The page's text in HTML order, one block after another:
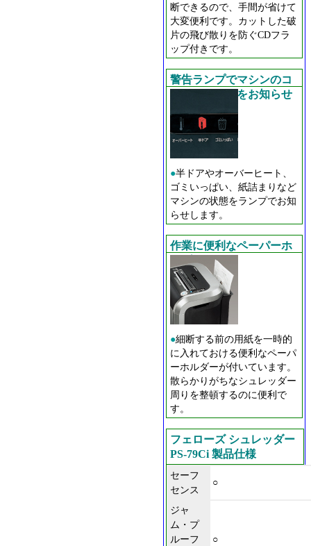
断できるので、手間が省けて
大変便利です。カットした破
片の飛び散りを防ぐCDフラ
ップ付きです。
警告ランプでマシンのコ
ンディションをお知らせ
●半ドアやオーバーヒート、
ゴミいっぱい、紙詰まりなど
マシンの状態をランプでお知
らせします。
作業に便利なペーパーホ
●細断する前の用紙を一時的
に入れておける便利なペーパ
ーホルダーが付いています。
散らかりがちなシュレッダー
周りを整頓するのに便利で
す。
フェローズ シュレッダー
PS-79Ci 製品仕様
セーフ
センス
○
ジャ
ム・プ
ルーフ
○